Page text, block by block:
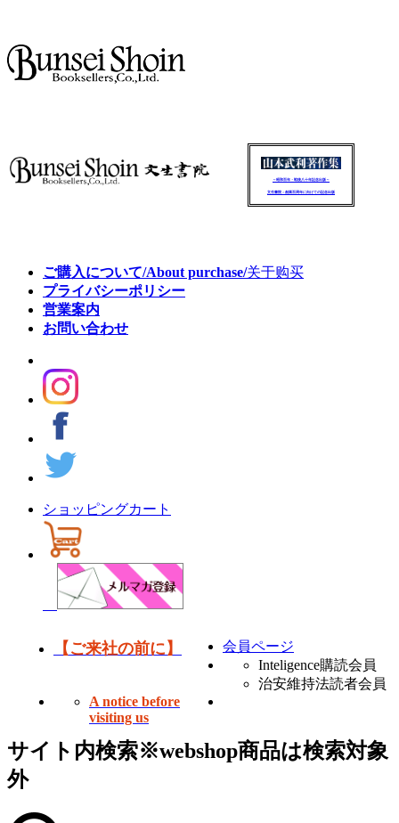
～昭和百年・戦後八十年記念出版～
文生書院：創業百周年に向けての記念出版
ご購入について/About purchase/关于购买
プライバシーポリシー
営業案内
お問い合わせ
ショッピングカート
【ご来社の前に】
会員ページ
Inteligence購読会員
治安維持法読者会員
A notice before
visiting us
サイト内検索※webshop商品は検索対象
外